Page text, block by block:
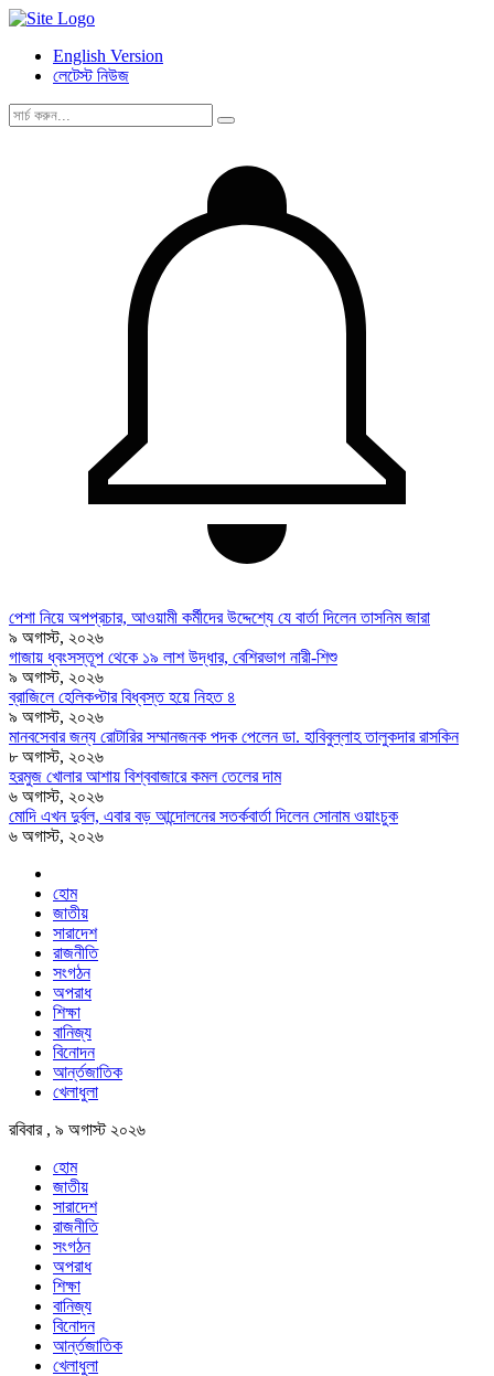
English Version
লেটেস্ট নিউজ
পেশা নিয়ে অপপ্রচার, আওয়ামী কর্মীদের উদ্দেশ্যে যে বার্তা দিলেন তাসনিম জারা
৯ অগাস্ট, ২০২৬
গাজায় ধ্বংসস্তূপ থেকে ১৯ লাশ উদ্ধার, বেশিরভাগ নারী-শিশু
৯ অগাস্ট, ২০২৬
ব্রাজিলে হেলিকপ্টার বিধ্বস্ত হয়ে নিহত ৪
৯ অগাস্ট, ২০২৬
মানবসেবার জন্য রোটারির সম্মানজনক পদক পেলেন ডা. হাবিবুল্লাহ তালুকদার রাসকিন
৮ অগাস্ট, ২০২৬
হরমুজ খোলার আশায় বিশ্ববাজারে কমল তেলের দাম
৬ অগাস্ট, ২০২৬
মোদি এখন দুর্বল, এবার বড় আন্দোলনের সতর্কবার্তা দিলেন সোনাম ওয়াংচুক
৬ অগাস্ট, ২০২৬
হোম
জাতীয়
সারাদেশ
রাজনীতি
সংগঠন
অপরাধ
শিক্ষা
বানিজ্য
বিনোদন
আর্ন্তজাতিক
খেলাধুলা
রবিবার , ৯ অগাস্ট ২০২৬
হোম
জাতীয়
সারাদেশ
রাজনীতি
সংগঠন
অপরাধ
শিক্ষা
বানিজ্য
বিনোদন
আর্ন্তজাতিক
খেলাধুলা